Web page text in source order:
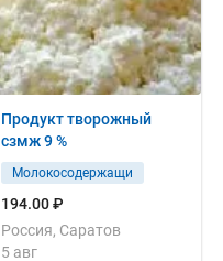
Продукт творожный
сзмж 9 %
Молокосодержащи
194.00 ₽
Россия, Саратов
5 авг